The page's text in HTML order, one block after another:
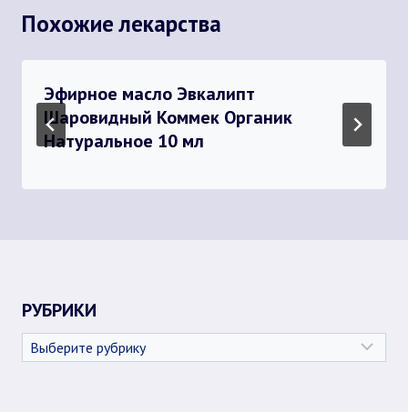
Похожие лекарства
Эфирное масло Эвкалипт
Шаровидный Коммек Органик
Натуральное 10 мл
РУБРИКИ
Рубрики